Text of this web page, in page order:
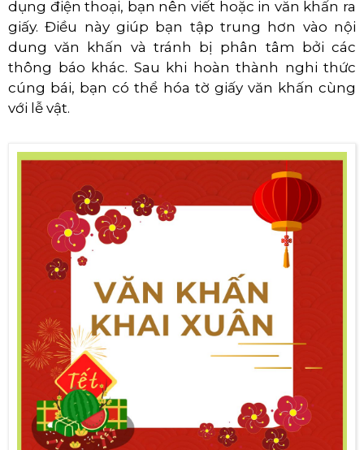
dụng điện thoại, bạn nên viết hoặc in văn khấn ra
giấy. Điều này giúp bạn tập trung hơn vào nội
dung văn khấn và tránh bị phân tâm bởi các
thông báo khác. Sau khi hoàn thành nghi thức
cúng bái, bạn có thể hóa tờ giấy văn khấn cùng
với lễ vật.